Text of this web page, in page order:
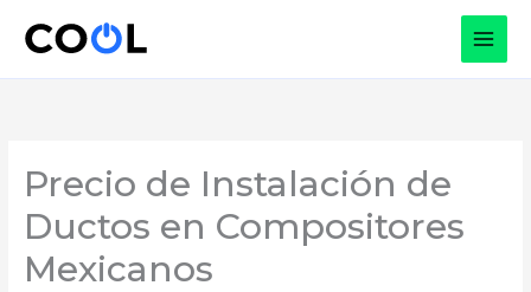
Precio de Instalación de
Ductos en Compositores
Mexicanos